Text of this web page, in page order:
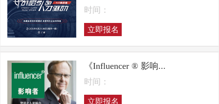
时间：
立即报名
《Influencer ® 影响...
时间：
立即报名